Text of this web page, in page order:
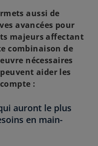
aussi de
avancées pour
majeurs affectant
combinaison de
nécessaires
aider les
:
auront le plus
en main-